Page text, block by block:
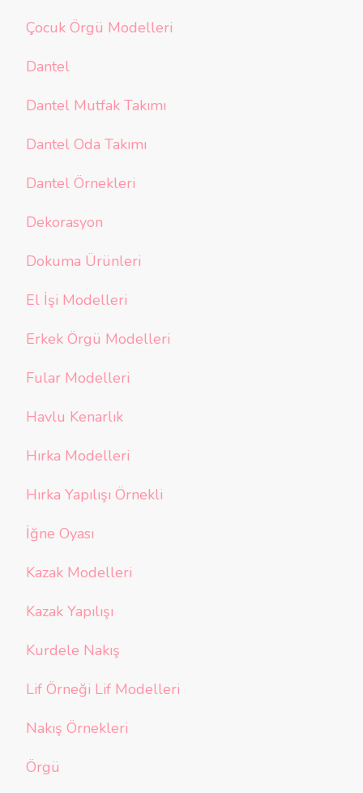
Çocuk Örgü Modelleri
Dantel
Dantel Mutfak Takımı
Dantel Oda Takımı
Dantel Örnekleri
Dekorasyon
Dokuma Ürünleri
El İşi Modelleri
Erkek Örgü Modelleri
Fular Modelleri
Havlu Kenarlık
Hırka Modelleri
Hırka Yapılışı Örnekli
İğne Oyası
Kazak Modelleri
Kazak Yapılışı
Kurdele Nakış
Lif Örneği Lif Modelleri
Nakış Örnekleri
Örgü